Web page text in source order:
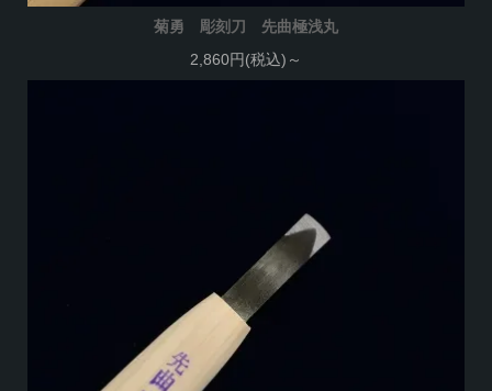
菊勇 彫刻刀 先曲極浅丸
2,860円(税込)～